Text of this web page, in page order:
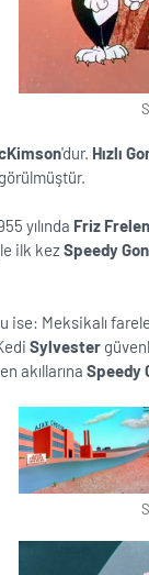
'dur. Hızlı
yılında Friz
ilk kez Speedy
ise: Meksikalı
Sylvester
akıllarına Speedy